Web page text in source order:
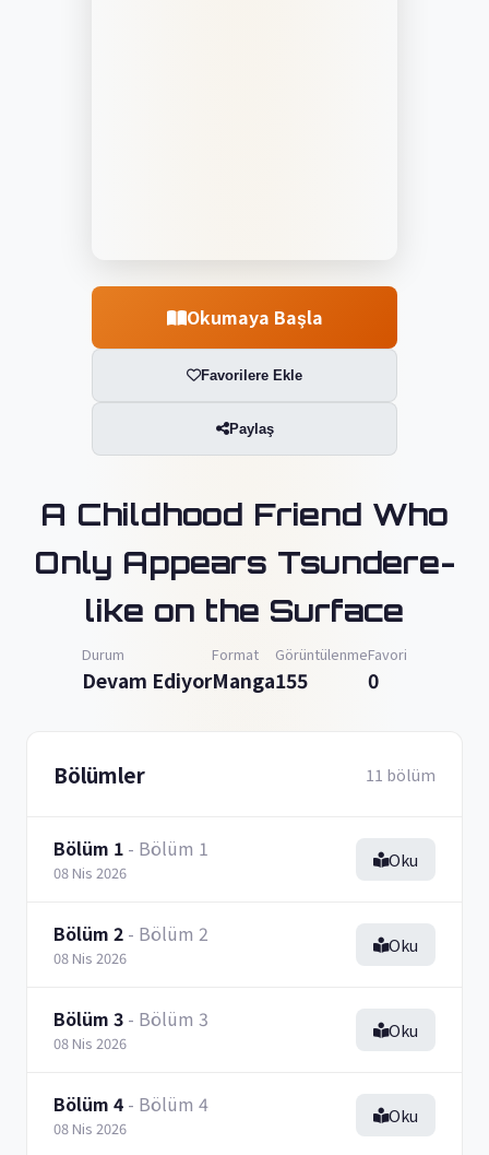
Okumaya Başla
Favorilere Ekle
Paylaş
A Childhood Friend Who
Only Appears Tsundere-
like on the Surface
Durum
Devam Ediyor
Format
Manga
Görüntülenme
155
Favori
0
Bölümler 11 bölüm
Bölüm 1 - Bölüm 1
08 Nis 2026
Oku
Bölüm 2 - Bölüm 2
08 Nis 2026
Oku
Bölüm 3 - Bölüm 3
08 Nis 2026
Oku
Bölüm 4 - Bölüm 4
08 Nis 2026
Oku